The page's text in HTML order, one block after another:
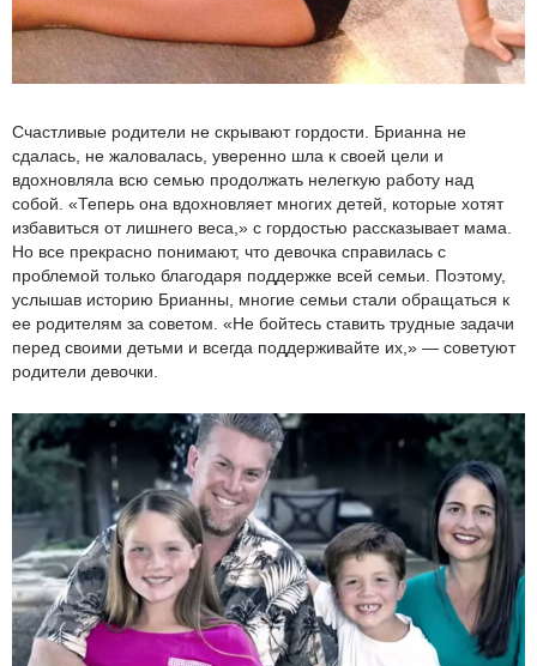
Счастливые родители не скрывают гордости. Брианна не
сдалась, не жаловалась, уверенно шла к своей цели и
вдохновляла всю семью продолжать нелегкую работу над
собой. «Теперь она вдохновляет многих детей, которые хотят
избавиться от лишнего веса,» с гордостью рассказывает мама.
Но все прекрасно понимают, что девочка справилась с
проблемой только благодаря поддержке всей семьи. Поэтому,
услышав историю Брианны, многие семьи стали обращаться к
ее родителям за советом. «Не бойтесь ставить трудные задачи
перед своими детьми и всегда поддерживайте их,» — советуют
родители девочки.